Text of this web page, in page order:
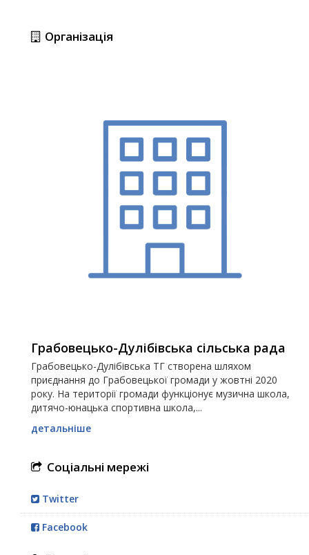
Організація
Грабовецько-Дулібівська сільська рада
Грабовецько-Дулібівська ТГ створена шляхом
приєднання до Грабовецької громади у жовтні 2020
року. На території громади функціонує музична школа,
дитячо-юнацька спортивна школа,...
детальніше
Соціальні мережі
Twitter
Facebook